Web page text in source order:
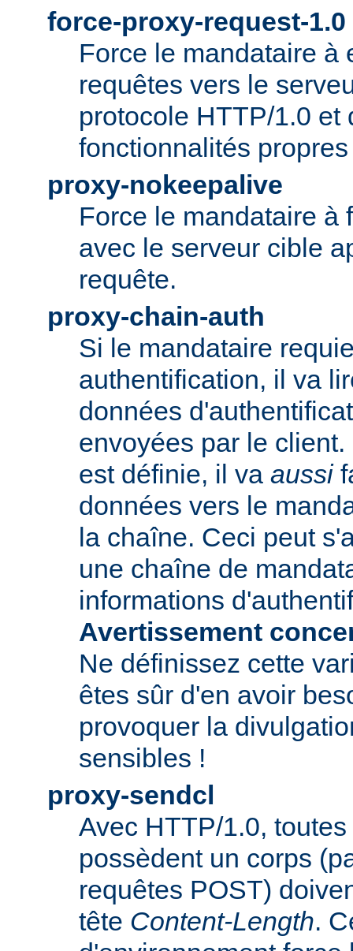
force-proxy-request-1.0
Force le mandataire à
requêtes vers le
protocole HTTP/1.0 et
fonctionnalités
proxy-nokeepalive
Force le mandataire à
avec le serveur cible
requête.
proxy-chain-auth
Si le mandataire
authentification, il va
données
envoyées par le
est définie, il va aussi
données vers le
la chaîne. Ceci peut
une chaîne de
informations
Avertissement
Ne définissez cette
êtes sûr d'en avoir
provoquer la
sensibles !
proxy-sendcl
Avec HTTP/1.0,
possèdent un corps
requêtes POST)
tête Content-Length.